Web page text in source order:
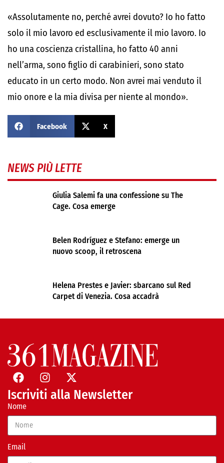
«Assolutamente no, perché avrei dovuto? Io ho fatto
solo il mio lavoro ed esclusivamente il mio lavoro. Io
ho una coscienza cristallina, ho fatto 40 anni
nell’arma, sono figlio di carabinieri, sono stato
educato in un certo modo. Non avrei mai venduto il
mio onore e la mia divisa per niente al mondo».
Facebook X
NEWS PIÙ LETTE
Giulia Salemi fa una confessione su The
Cage. Cosa emerge
Belen Rodríguez e Stefano: emerge un
nuovo scoop, il retroscena
Helena Prestes e Javier: sbarcano sul Red
Carpet di Venezia. Cosa accadrà
Iscriviti alla Newsletter
Nome
Email